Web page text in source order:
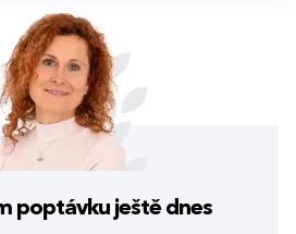
poptávku ještě dnes